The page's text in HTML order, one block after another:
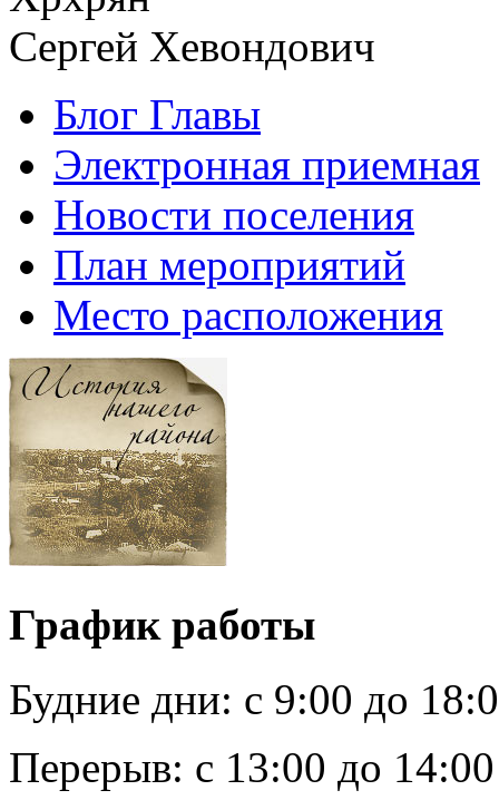
Сергей Хевондович
Блог Главы
Электронная приемная
Новости поселения
План мероприятий
Место расположения
График работы
Будние дни: c 9:00 до
Перерыв: с 13:00 до 14:00